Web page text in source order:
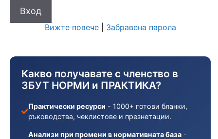
Вижте повече| Забравена парола
Какво получавате с членство в
ЗБУТ НОРМИ и ПРАКТИКА?
Практически ресурси - 1000+ готови бланки,
ръководства, чеклистове и презнетации.
Анализи при промени в нормативната база -